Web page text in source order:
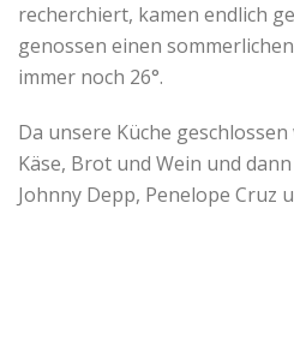
recherchiert, kamen endlich
genossen einen
immer noch 26°.
Da unsere Küche geschlossen
Käse, Brot und Wein und
Johnny Depp, Penelope Cruz